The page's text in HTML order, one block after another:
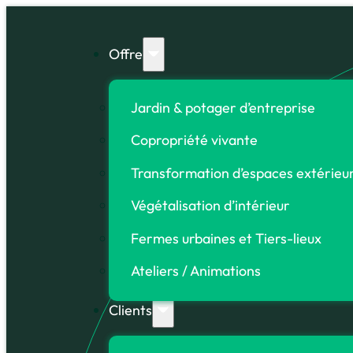
Offre
Jardin & potager d’entreprise
Copropriété vivante
Transformation d’espaces
Végétalisation d’intérieur
Fermes urbaines et Tiers-lieux
Ateliers / Animations
Clients